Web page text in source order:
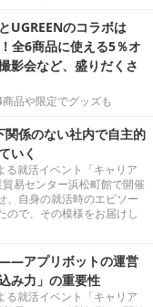
UGREENのコラボは
全6商品に使える5％オ
影会など、盛りだくさ
品や限定でグッズも
係のない社内で自主的
いく
就活イベント「キャリア
易センター浜松町館で開催
、自身の就活時のエピソー
ので、その模様をお届けし
アプリボットの運営
み力」の重要性
就活イベント「キャリア